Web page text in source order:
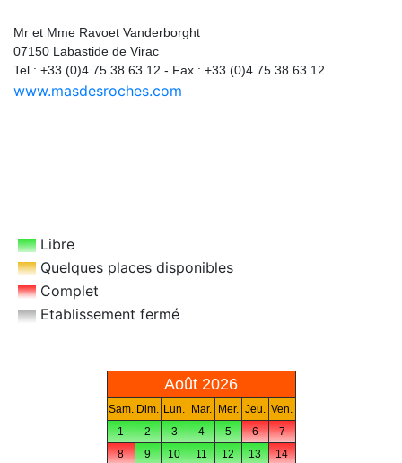
Mr et Mme Ravoet Vanderborght
07150 Labastide de Virac
Tel : +33 (0)4 75 38 63 12 - Fax : +33 (0)4 75 38 63 12
www.masdesroches.com
Libre
Quelques places disponibles
Complet
Etablissement fermé
Août 2026
Sam. Dim. Lun. Mar. Mer. Jeu.
Ven.
1
2 3 4 5 6
7
8
9 10 11 12 13
14